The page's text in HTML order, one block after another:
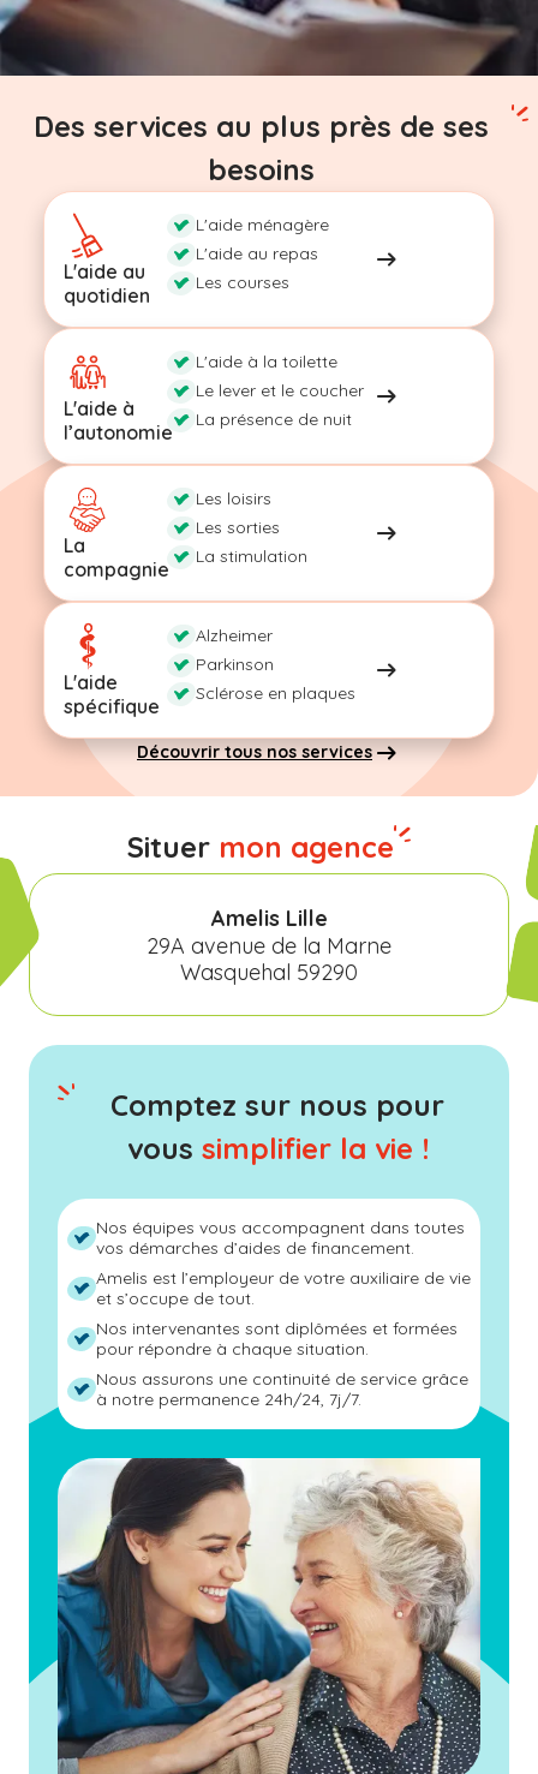
Des services au plus près de ses
besoins
L'aide au
quotidien
L'aide ménagère
L'aide au repas
Les courses
L'aide à
l’autonomie
L'aide à la toilette
Le lever et le coucher
La présence de nuit
La
compagnie
Les loisirs
Les sorties
La stimulation
L'aide
spécifique
Alzheimer
Parkinson
Sclérose en plaques
Découvrir tous nos services
Situer mon agence
Amelis Lille
29A avenue de la Marne
Wasquehal 59290
Comptez sur nous pour
vous simplifier la vie !
Nos équipes vous accompagnent dans toutes
vos démarches d’aides de financement.
Amelis est l’employeur de votre auxiliaire de vie
et s’occupe de tout.
Nos intervenantes sont diplômées et formées
pour répondre à chaque situation.
Nous assurons une continuité de service grâce
à notre permanence 24h/24, 7j/7.